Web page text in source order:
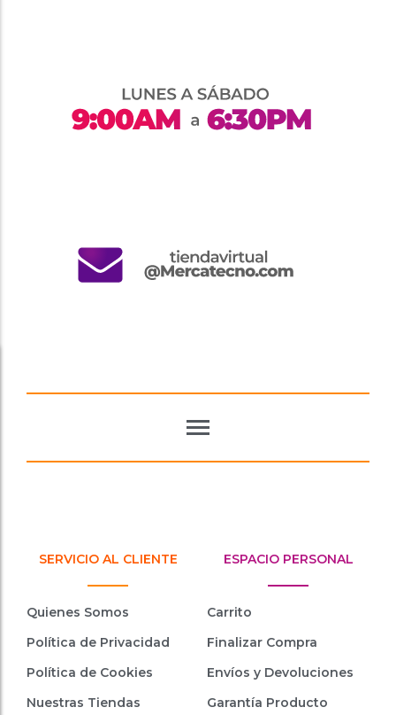
SERVICIO AL CLIENTE
Quienes Somos
Política de Privacidad
Política de Cookies
Nuestras Tiendas
ESPACIO PERSONAL
Carrito
Finalizar Compra
Envíos y Devoluciones
Garantía Producto